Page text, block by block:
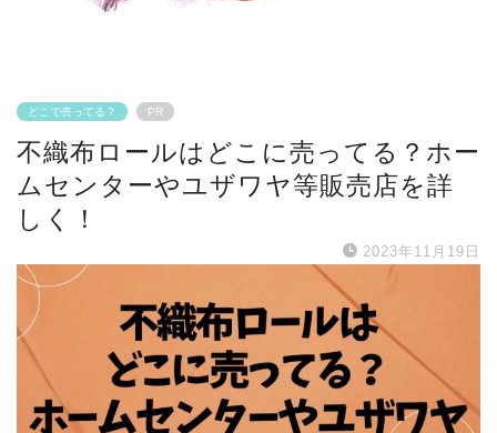
どこで売ってる？ PR
不織布ロールはどこに売ってる？ホー
ムセンターやユザワヤ等販売店を詳
しく！
2023年11月19日